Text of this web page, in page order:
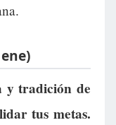
y tradición de
tus metas.